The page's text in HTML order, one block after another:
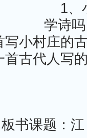
1、
学诗
小村庄的
古代人写
书课题：